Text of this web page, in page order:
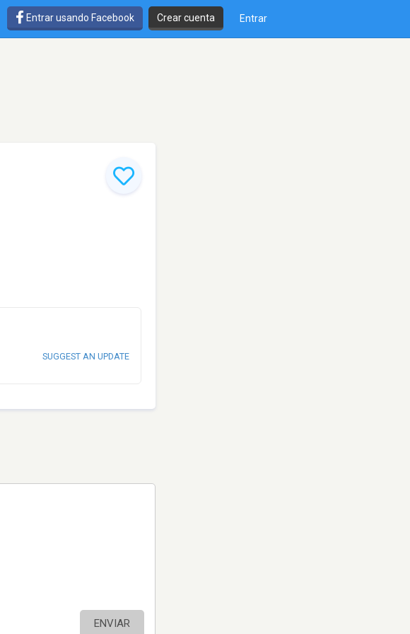
Entrar usando Facebook Crear cuenta Entrar
SUGGEST AN UPDATE
ENVIAR